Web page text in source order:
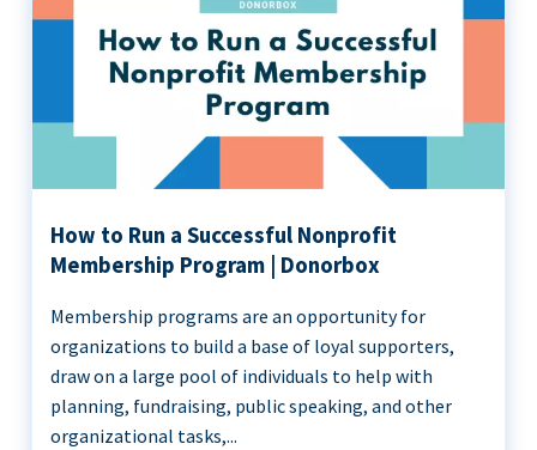
How to Run a Successful Nonprofit
Membership Program | Donorbox
Membership programs are an opportunity for
organizations to build a base of loyal supporters,
draw on a large pool of individuals to help with
planning, fundraising, public speaking, and other
organizational tasks,...